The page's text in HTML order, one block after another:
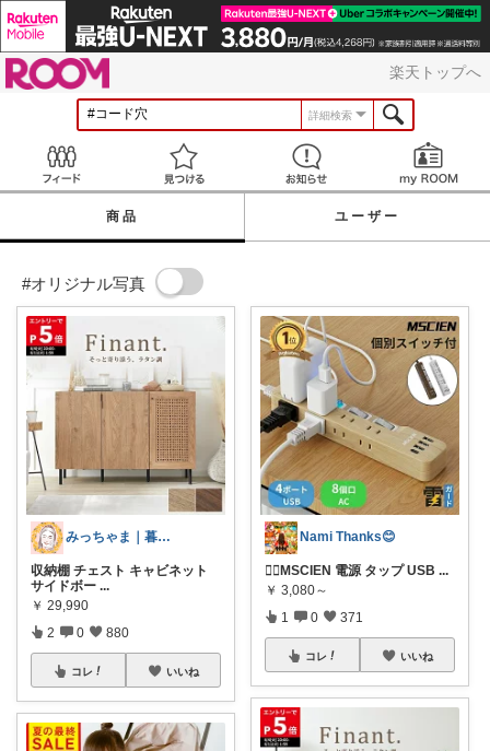
楽天トップへ
詳細検索
見つける お知らせ
商品 ユーザー
#オリジナル写真
みっちゃま｜暮らし整うお買い物🌿
収納棚 チェスト キャビネット
サイドボー ...
￥ 29,990
2 0 880
コレ いいね
Nami Thanks😊
💁‍♀️MSCIEN 電源 タップ USB ...
￥ 3,080～
1 0 371
コレ いいね